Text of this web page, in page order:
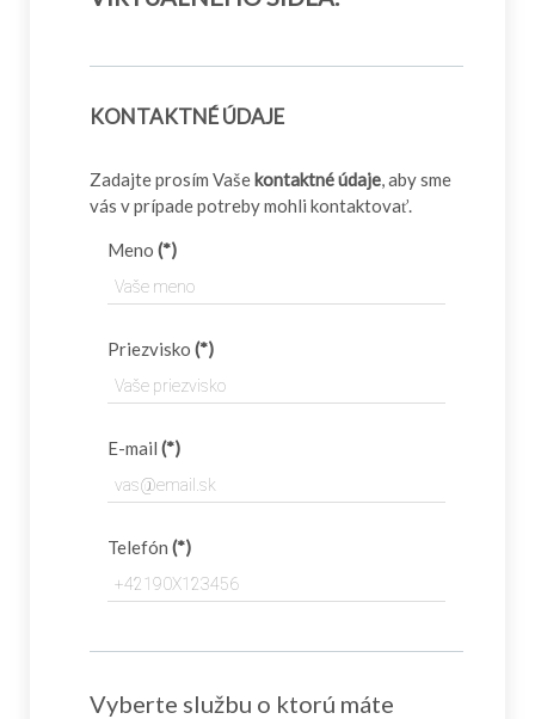
KONTAKTNÉ ÚDAJE
Zadajte prosím Vašekontaktné údaje, aby sme
vás v prípade potreby mohli kontaktovať.
Meno (*)
Priezvisko (*)
E-mail (*)
Telefón (*)
Vyberte službu o ktorú máte